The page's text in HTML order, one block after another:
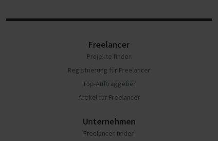
Freelancer
Projekte finden
Registrierung für Freelancer
Top-Auftraggeber
Artikel für Freelancer
Unternehmen
Freelancer finden